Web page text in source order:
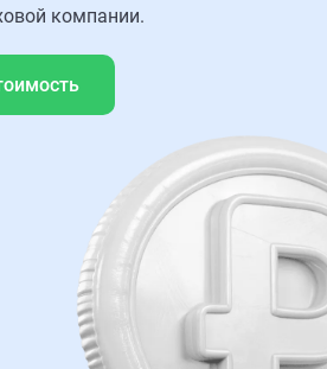
компании.